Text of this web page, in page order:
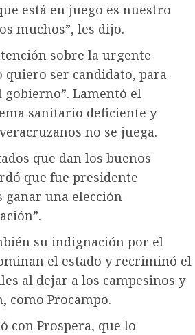
está en juego es nuestro
muchos”, les dijo.
sobre la urgente
quiero ser candidato, para
Lamentó el
sanitario deficiente y
no se juega.
que dan los buenos
que fue presidente
ganar una elección
su indignación por el
el estado y recriminó el
al dejar a los campesinos y
como Procampo.
con Prospera, que lo